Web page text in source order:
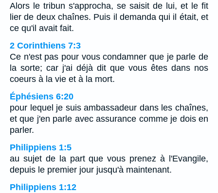
Alors le tribun s'approcha, se saisit de lui, et le fit
lier de deux chaînes. Puis il demanda qui il était, et
ce qu'il avait fait.
2 Corinthiens 7:3
Ce n'est pas pour vous condamner que je parle de
la sorte; car j'ai déjà dit que vous êtes dans nos
coeurs à la vie et à la mort.
Éphésiens 6:20
pour lequel je suis ambassadeur dans les chaînes,
et que j'en parle avec assurance comme je dois en
parler.
Philippiens 1:5
au sujet de la part que vous prenez à l'Evangile,
depuis le premier jour jusqu'à maintenant.
Philippiens 1:12